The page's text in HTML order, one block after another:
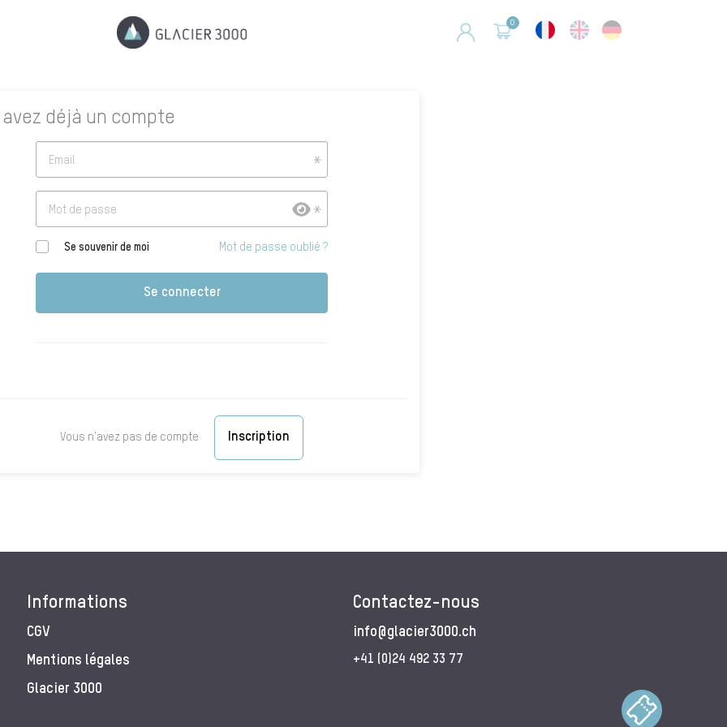
déjà un compte
Email
Mot de passe
Se souvenir de moi Mot de passe oublié ?
Vous n'avez pas de compte Inscription
Informations
CGV
Mentions légales
Glacier 3000
Contactez-nous
info@glacier3000.ch
+41 (0)24 492 33 77